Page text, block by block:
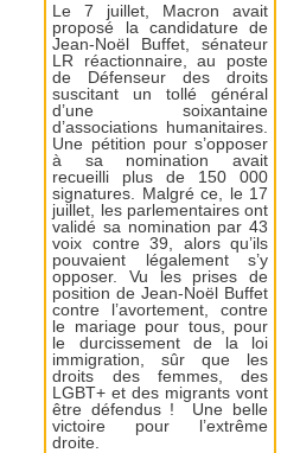
Le 7 juillet, Macron avait
proposé la candidature de
Jean-Noël Buffet, sénateur
LR réactionnaire, au poste
de Défenseur des droits
suscitant un tollé général
d’une soixantaine
d’associations humanitaires.
Une pétition pour s’opposer
à sa nomination avait
recueilli plus de 150 000
signatures. Malgré ce, le 17
juillet, les parlementaires ont
validé sa nomination par 43
voix contre 39, alors qu’ils
pouvaient légalement s’y
opposer. Vu les prises de
position de Jean-Noël Buffet
contre l’avortement, contre
le mariage pour tous, pour
le durcissement de la loi
immigration, sûr que les
droits des femmes, des
LGBT+ et des migrants vont
être défendus ! Une belle
victoire pour l’extrême
droite.